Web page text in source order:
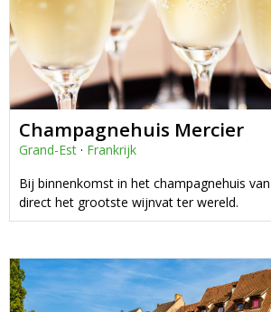
Champagnehuis Mercier
Grand-Est · Frankrijk
Bij binnenkomst in het champagnehuis
direct het grootste wijnvat ter wereld.